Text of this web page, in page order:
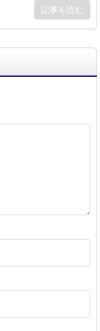
記事を読む